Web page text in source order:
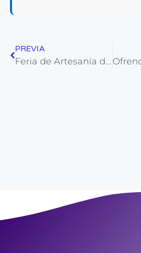
PREVIA
Feria de Artesanía de Calpe: tradición, talento y cultura junto al Mediterráneo